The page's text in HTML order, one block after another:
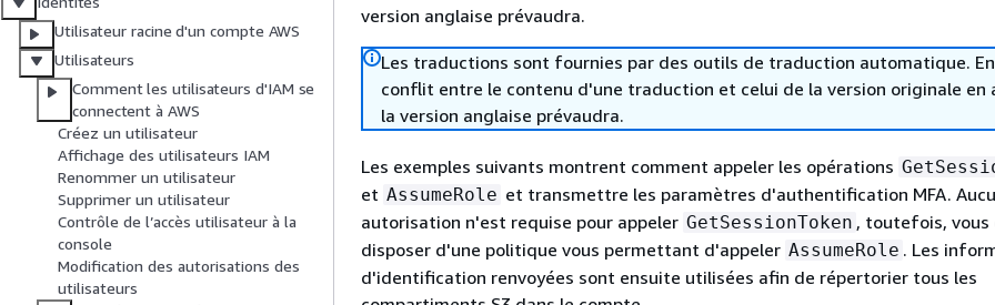
Utilisateur racine d'un compte AWS
Utilisateurs
Comment les utilisateurs d'IAM se
connectent à AWS
Créez un utilisateur
Affichage des utilisateurs IAM
Renommer un utilisateur
Supprimer un utilisateur
Contrôle de l’accès utilisateur à la
console
Modification des autorisations des
utilisateurs
version anglaise prévaudra.
Les traductions sont fournies par des outils de traduction automatique.
conflit entre le contenu d'une traduction et celui de la version originale en
la version anglaise prévaudra.
Les exemples suivants montrent comment appeler les opérations
et AssumeRole et transmettre les paramètres d'authentification MFA.
autorisation n'est requise pour appeler GetSessionToken , toutefois, vous
disposer d'une politique vous permettant d'appeler AssumeRole . Les
d'identification renvoyées sont ensuite utilisées afin de répertorier tous les